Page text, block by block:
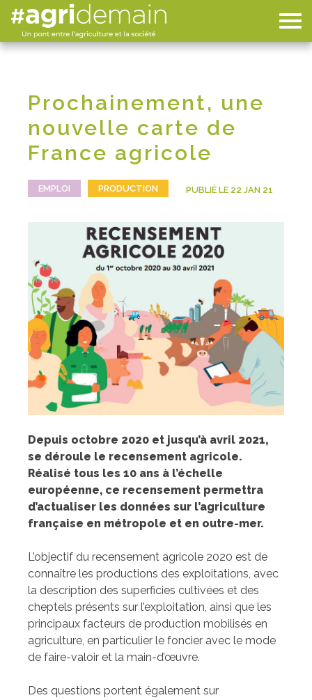
Prochainement, une
nouvelle carte de
France agricole
EMPLOI PRODUCTION PUBLIÉ LE 22 JAN 21
Depuis octobre 2020 et jusqu’à avril 2021,
se déroule le recensement agricole.
Réalisé tous les 10 ans à l’échelle
européenne, ce recensement permettra
d’actualiser les données sur l’agriculture
française en métropole et en outre-mer.
L’objectif du recensement agricole 2020 est de
connaître les productions des exploitations, avec
la description des superficies cultivées et des
cheptels présents sur l’exploitation, ainsi que les
principaux facteurs de production mobilisés en
agriculture, en particulier le foncier avec le mode
de faire-valoir et la main-d’œuvre.
Des questions portent également sur